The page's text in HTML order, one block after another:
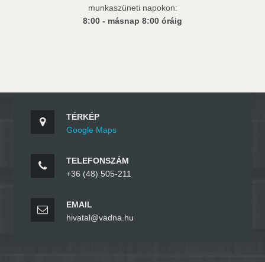
munkaszüneti napokon:
8:00 - másnap 8:00 óráig
TÉRKÉP
Google Maps
TELEFONSZÁM
+36 (48) 505-211
EMAIL
hivatal@vadna.hu